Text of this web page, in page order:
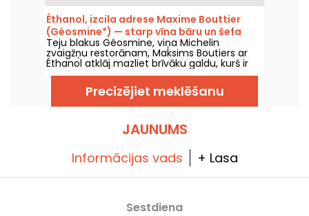
bistro, kas ir slavens ar mājās gatavoto
virtuvi, dalāmajiem ēdieniem un vīnu
pagrabu, atvērs durvis Feydeau ielā Parīzes 2.
rajonā.
Éthanol, izcila adrese Maxime Bouttier
(Géosmine*) — starp vīna bāru un šefa
galdu
Teju blakus Géosmine, viņa Michelin
zvaigžņu restorānam, Maksims Boutiers ar
Éthanol atklāj mazliet brīvāku galdu, kurš ir
domāts dalīšanai ar šķīvjiem un iespaidīgai
vīnkartei. Ambicioza vieta, kas apvieno izcilus
produktus, augstākās klases virtuvi un
dzīvīgu noskaņu, jau iekļauta mūsu gada
Precizējiet meklēšanu
JAUNUMS
Informācijas vads + Lasa
Sestdiena